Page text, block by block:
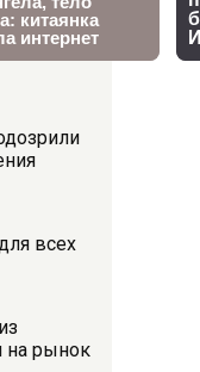
всех
на рынок